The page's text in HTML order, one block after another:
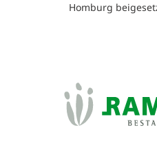
Homburg